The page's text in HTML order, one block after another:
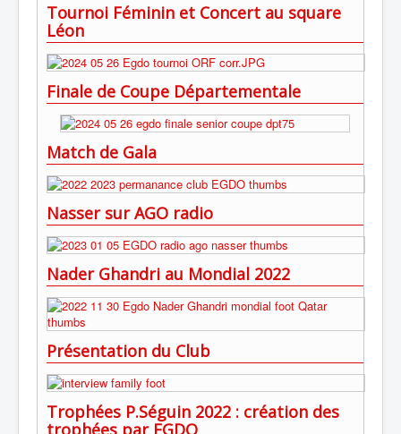
Tournoi Féminin et Concert au square
Léon
Finale de Coupe Départementale
Match de Gala
Nasser sur AGO radio
Nader Ghandri au Mondial 2022
Présentation du Club
Trophées P.Séguin 2022 : création des
trophées par EGDO